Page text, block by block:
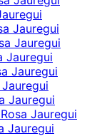
Jauregui
Jauregui
Jauregui
Jauregui
Jauregui
Jauregui
Jauregui